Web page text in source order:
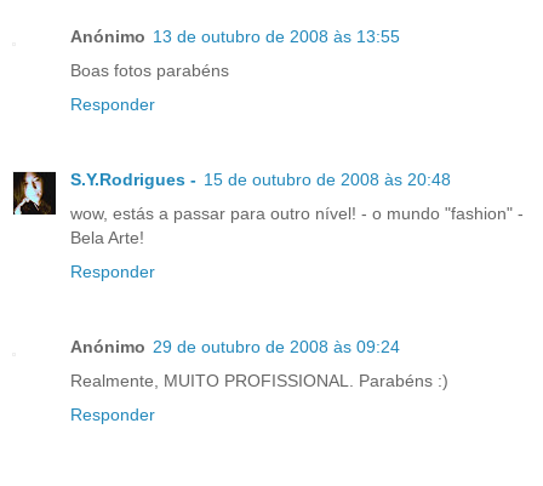
Anónimo 13 de outubro de 2008 às 13:55
Boas fotos parabéns
Responder
S.Y.Rodrigues - 15 de outubro de 2008 às 20:48
wow, estás a passar para outro nível! - o mundo "fashion" -
Bela Arte!
Responder
Anónimo 29 de outubro de 2008 às 09:24
Realmente, MUITO PROFISSIONAL. Parabéns :)
Responder